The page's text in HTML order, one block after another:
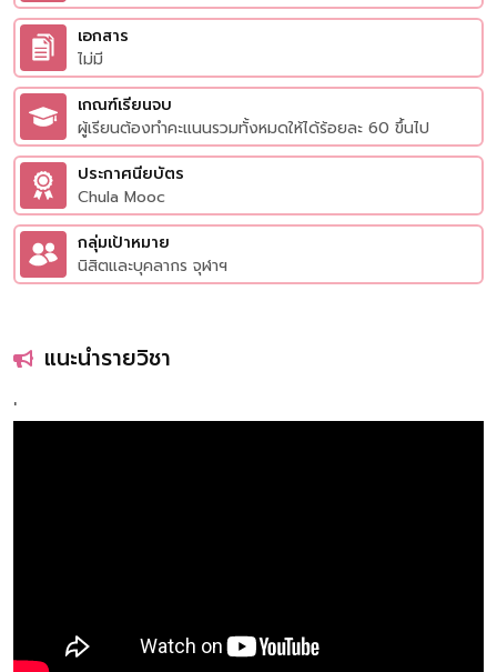
เอกสาร
ไม่มี
เกณฑ์เรียนจบ
ผู้เรียนต้องทำคะแนนรวมทั้งหมดให้ได้ร้อยละ 60 ขึ้นไป
ประกาศนียบัตร
Chula Mooc
กลุ่มเป้าหมาย
นิสิตและบุคลากร จุฬาฯ
แนะนำรายวิชา
'